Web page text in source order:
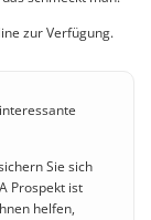
zur Verfügung.
Sie sich
Prospekt ist
helfen,